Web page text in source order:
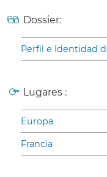
Dossier:
Perfil e Identidad
Lugares :
Europa
Francia